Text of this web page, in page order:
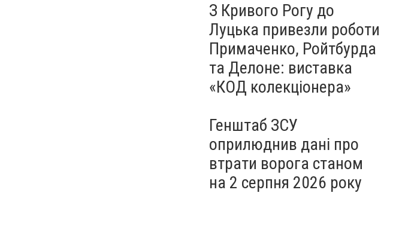
З Кривого Рогу до
Луцька привезли роботи
Примаченко, Ройтбурда
та Делоне: виставка
«КОД колекціонера»
Генштаб ЗСУ
оприлюднив дані про
втрати ворога станом
на 2 серпня 2026 року